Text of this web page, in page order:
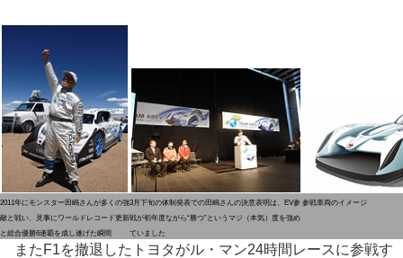
2011年にモンスター田嶋さんが多くの強
敵と戦い、見事にワールドレコード更新
と総合優勝6連覇を成し遂げた瞬間
3月下旬の体制発表での田嶋さんの決意表明は、EV参
戦が初年度ながら“勝つ”というマジ（本気）度を強め
ていました
参戦車両のイメージ
またF1を撤退したトヨタがル・マン24時間レースに参戦す